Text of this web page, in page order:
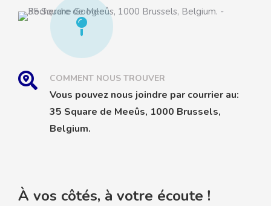
COMMENT NOUS TROUVER
Vous pouvez nous joindre par courrier au:
35 Square de Meeûs, 1000 Brussels,
Belgium.
À vos côtés, à votre écoute !